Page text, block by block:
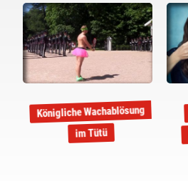
Königliche Wachablösung
im Tütü